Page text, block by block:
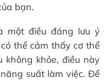
bạn.
một điều đáng lưu ý
thể cảm thấy cơ thể
không khỏe, điều này
suất làm việc. Để